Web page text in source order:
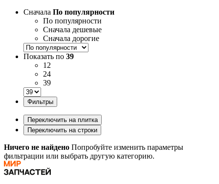
Сначала По популярности
По популярности
Сначала дешевые
Сначала дорогие
Показать по 39
12
24
39
Фильтры
Переключить на плитка
Переключить на строки
Ничего не найдено Попробуйте изменить параметры
фильтрации или выбрать другую категорию.